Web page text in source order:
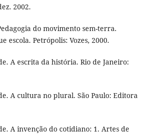
2002.
do movimento sem-terra.
escola. Petrópolis: Vozes, 2000.
A escrita da história. Rio de Janeiro:
A cultura no plural. São Paulo: Editora
A invenção do cotidiano: 1. Artes de